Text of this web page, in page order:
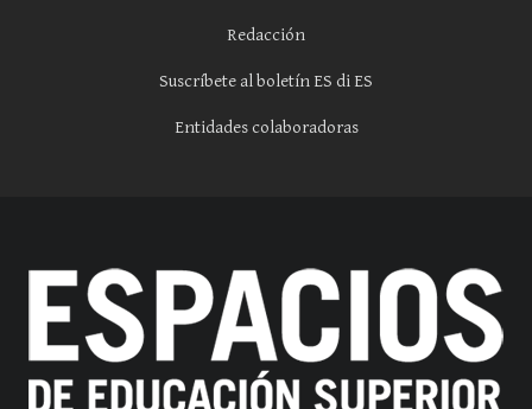
Redacción
Suscríbete al boletín ES di ES
Entidades colaboradoras